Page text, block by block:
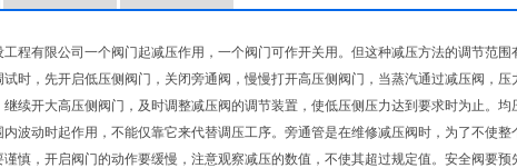
工程有限公司一个阀门起减压作用，一个阀门可作开关用。但这种减压方法的调节范
时，先开启低压侧阀门，关闭旁通阀，慢慢打开高压侧阀门，当蒸汽通过减压阀，
续开大高压侧阀门，及时调整减压阀的调节装置，使低压侧压力达到要求时为止。均
波动时起作用，不能仅靠它来代替调压工序。旁通管是在维修减压阀时，为了不使
慎，开启阀门的动作要缓慢，注意观察减压的数值，不使其超过规定值。安全阀要